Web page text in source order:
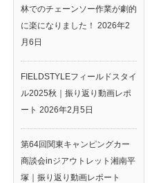
林でのチェーンソー作業が劇的
に楽になりました！ 2026年2
月6日
FIELDSTYLEフィールドスタイ
ル2025秋｜振り返り動画レポ
ート 2026年2月5日
第64回関東キャンピングカー
商談会inジアウトレット湘南平
塚｜振り返り動画レポート